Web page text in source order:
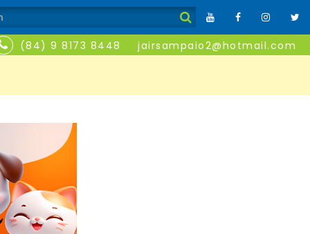
(84) 9 8173 8448 jairsampaio2@hotmail.com